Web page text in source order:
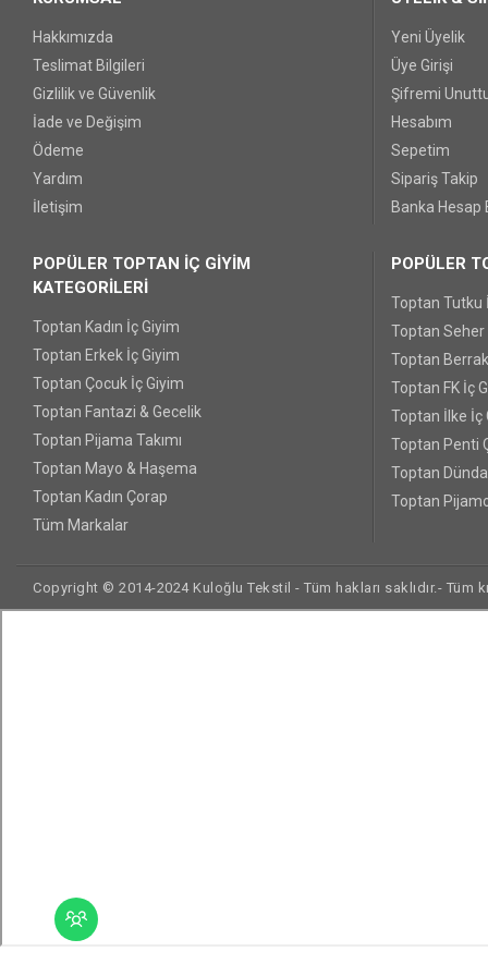
Hakkımızda
Teslimat Bilgileri
Gizlilik ve Güvenlik
İade ve Değişim
Ödeme
Yardım
İletişim
Yeni Üyelik
Üye Girişi
Şifremi
Hesabım
Sepetim
Sipariş Takip
Banka Hesap
POPÜLER TOPTAN İÇ GİYİM
KATEGORİLERİ
Toptan Kadın İç Giyim
Toptan Erkek İç Giyim
Toptan Çocuk İç Giyim
Toptan Fantazi & Gecelik
Toptan Pijama Takımı
Toptan Mayo & Haşema
Toptan Kadın Çorap
Tüm Markalar
POPÜLER
Toptan Tutku
Toptan Seher
Toptan
Toptan FK İç
Toptan İlke İç
Toptan Penti
Toptan
Toptan
Copyright © 2014-2024 Kuloğlu Tekstil - Tüm hakları saklıdır.-